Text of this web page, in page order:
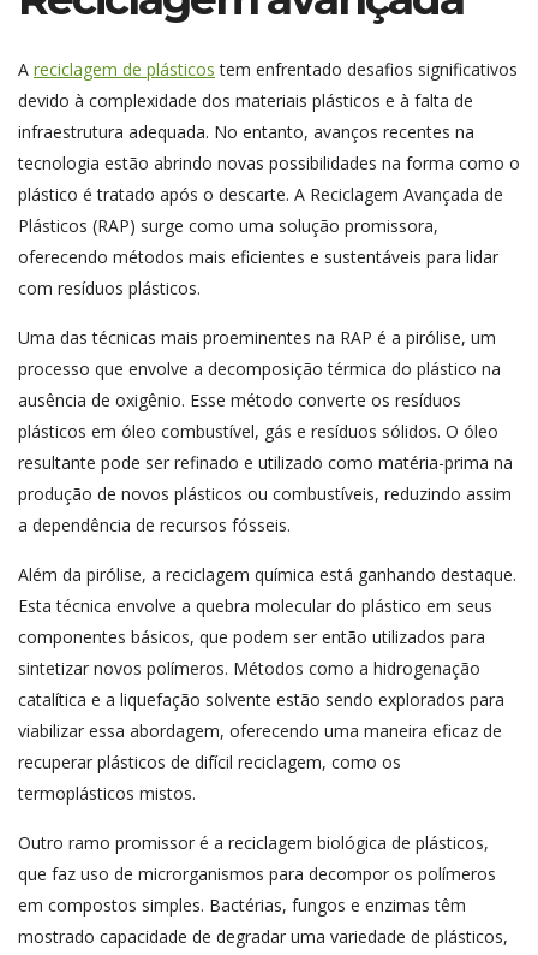
A reciclagem de plásticos tem enfrentado desafios significativos
devido à complexidade dos materiais plásticos e à falta de
infraestrutura adequada. No entanto, avanços recentes na
tecnologia estão abrindo novas possibilidades na forma como o
plástico é tratado após o descarte. A Reciclagem Avançada de
Plásticos (RAP) surge como uma solução promissora,
oferecendo métodos mais eficientes e sustentáveis para lidar
com resíduos plásticos.
Uma das técnicas mais proeminentes na RAP é a pirólise, um
processo que envolve a decomposição térmica do plástico na
ausência de oxigênio. Esse método converte os resíduos
plásticos em óleo combustível, gás e resíduos sólidos. O óleo
resultante pode ser refinado e utilizado como matéria-prima na
produção de novos plásticos ou combustíveis, reduzindo assim
a dependência de recursos fósseis.
Além da pirólise, a reciclagem química está ganhando destaque.
Esta técnica envolve a quebra molecular do plástico em seus
componentes básicos, que podem ser então utilizados para
sintetizar novos polímeros. Métodos como a hidrogenação
catalítica e a liquefação solvente estão sendo explorados para
viabilizar essa abordagem, oferecendo uma maneira eficaz de
recuperar plásticos de difícil reciclagem, como os
termoplásticos mistos.
Outro ramo promissor é a reciclagem biológica de plásticos,
que faz uso de microrganismos para decompor os polímeros
em compostos simples. Bactérias, fungos e enzimas têm
mostrado capacidade de degradar uma variedade de plásticos,